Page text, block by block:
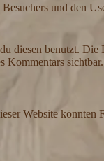
und den
diesen benutzt. Die
Kommentars sichtbar.
Website könnten